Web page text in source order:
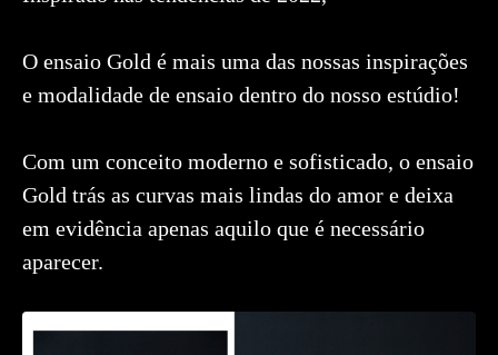
O ensaio Gold é mais uma das nossas inspirações
e modalidade de ensaio dentro do nosso estúdio!
Com um conceito moderno e sofisticado, o ensaio
Gold trás as curvas mais lindas do amor e deixa
em evidência apenas aquilo que é necessário
aparecer.